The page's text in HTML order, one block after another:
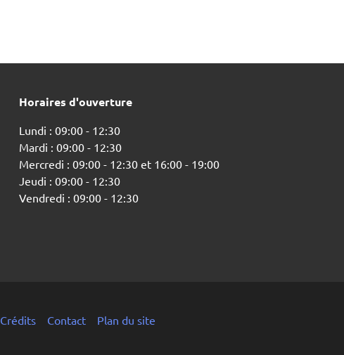
Horaires d'ouverture
Lundi : 09:00 - 12:30
Mardi : 09:00 - 12:30
Mercredi : 09:00 - 12:30 et 16:00 - 19:00
Jeudi : 09:00 - 12:30
Vendredi : 09:00 - 12:30
Crédits Contact
Plan du site